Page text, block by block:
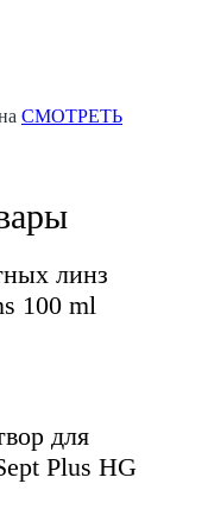
СМОТРЕТЬ
линз
100 ml
для
Plus HG